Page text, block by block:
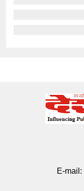
E-mail: